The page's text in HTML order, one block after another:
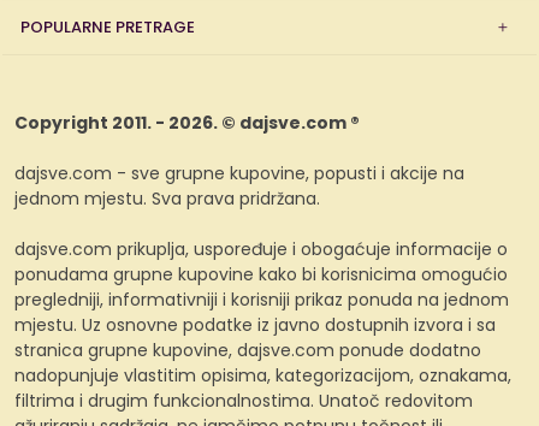
POPULARNE PRETRAGE
Copyright 2011. - 2026. © dajsve.com ®
dajsve.com - sve grupne kupovine, popusti i akcije na
jednom mjestu. Sva prava pridržana.
dajsve.com prikuplja, uspoređuje i obogaćuje informacije o
ponudama grupne kupovine kako bi korisnicima omogućio
pregledniji, informativniji i korisniji prikaz ponuda na jednom
mjestu. Uz osnovne podatke iz javno dostupnih izvora i sa
stranica grupne kupovine, dajsve.com ponude dodatno
nadopunjuje vlastitim opisima, kategorizacijom, oznakama,
filtrima i drugim funkcionalnostima. Unatoč redovitom